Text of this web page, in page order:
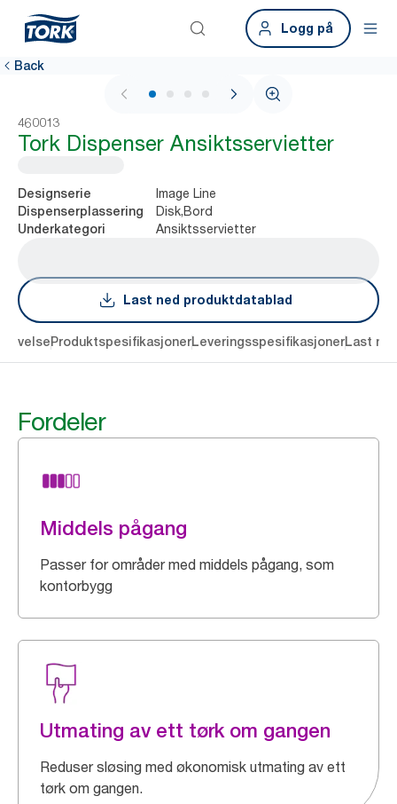
Logg på
Back
1 / 4
460013
Tork Dispenser Ansiktsservietter
Designserie Image Line
Dispenserplassering Disk,Bord
Underkategori Ansiktsservietter
Last ned produktdatablad
ProduktspesifikasjonerLeveringsspesifikasjonerLast
Fordeler
Middels pågang
Passer for områder med middels pågang, som
kontorbygg
Utmating av ett tørk om gangen
Reduser sløsing med økonomisk utmating av ett
tørk om gangen.